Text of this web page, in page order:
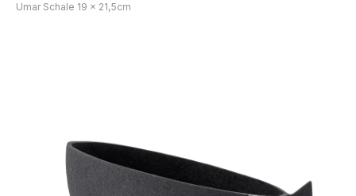
Umar Schale 19 x 21,5cm